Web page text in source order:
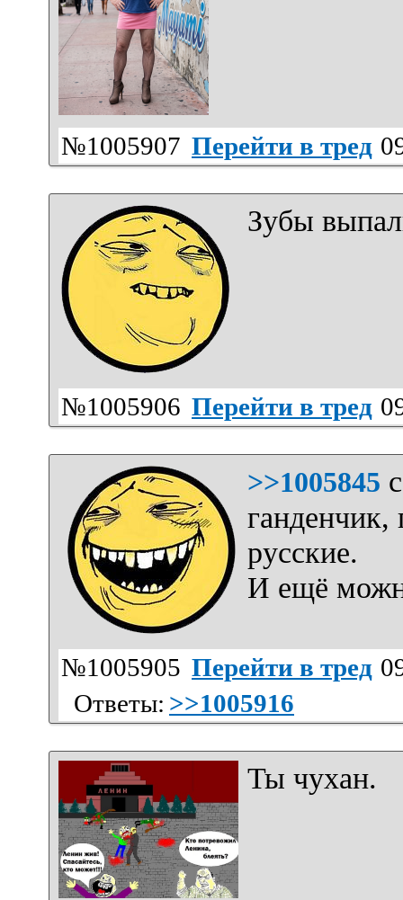
№1005907 Перейти в тред
Зубы
№1005906 Перейти в тред
>>1005845
русские.
И ещё
№1005905 Перейти в тред
Ответы: >>1005916
Ты чухан.